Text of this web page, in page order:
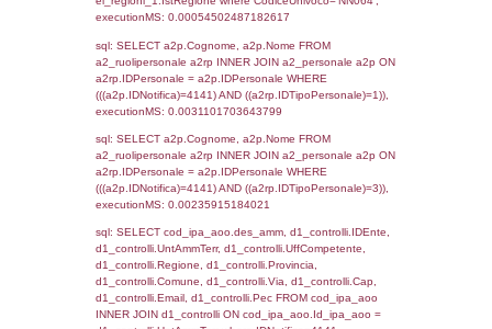
n.FileNotificaZip, n.DataFileNotificaZip
LEFT JOIN infostabilimento i ON
n.CodiceUnivoco LEFT JOIN
a1.CodiceUnivoco = n.CodiceUnivoco LEFT
el_comuni AS el_com ON a1.ComuneStab =
el_com.IstComune LEFT JOIN el_province
a1.ProvinciaStab = el_prov.IstProvincia
n.IDNotifica = 4141;, executionMS:
sql: SELECT a1_stabilimento.*,
ComuneST, el_province.citta as
el_regioni.Regione as RegioneST,
as ComuneSL, el_province_1.citta as